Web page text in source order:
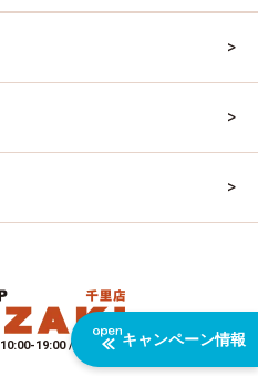
キャンペーン情報
10:00-19:00 / 水曜定休